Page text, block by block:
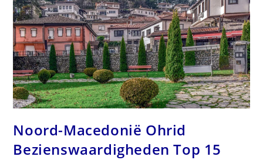
Noord-Macedonië Ohrid
Bezienswaardigheden Top 15